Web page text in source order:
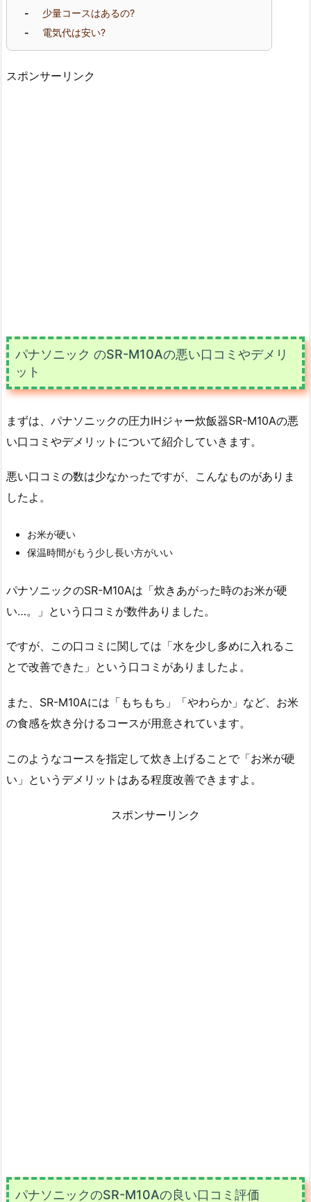
少量コースはあるの?
電気代は安い?
スポンサーリンク
パナソニック のSR-M10Aの悪い口コミやデメリ
ット
まずは、パナソニックの圧力IHジャー炊飯器SR-M10Aの悪
い口コミやデメリットについて紹介していきます。
悪い口コミの数は少なかったですが、こんなものがありま
したよ。
お米が硬い
保温時間がもう少し長い方がいい
パナソニックのSR-M10Aは「炊きあがった時のお米が硬
い…。」という口コミが数件ありました。
ですが、この口コミに関しては「水を少し多めに入れるこ
とで改善できた」という口コミがありましたよ。
また、SR-M10Aには「もちもち」「やわらか」など、お米
の食感を炊き分けるコースが用意されています。
このようなコースを指定して炊き上げることで「お米が硬
い」というデメリットはある程度改善できますよ。
スポンサーリンク
パナソニックのSR-M10Aの良い口コミ評価